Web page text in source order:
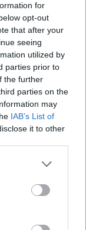
for
opt-out
that after your
seeing
utilized by
parties prior to
the further
parties on the
may
IAB’s List of
it to other
more Google
may click to
party tags to
below Google
sem